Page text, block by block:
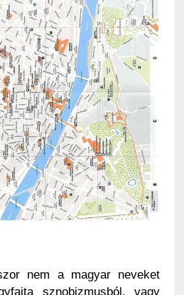
nem a magyar neveket
sznobizmusból, vagy